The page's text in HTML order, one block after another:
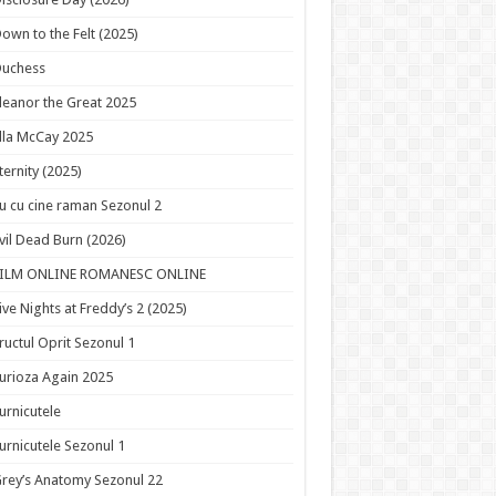
to the Felt (2025)
the Great 2025
McCay 2025
(2025)
cu cine raman Sezonul 2
Dead Burn (2026)
ONLINE ROMANESC ONLINE
Nights at Freddy’s 2 (2025)
Oprit Sezonul 1
Again 2025
Sezonul 1
Anatomy Sezonul 22